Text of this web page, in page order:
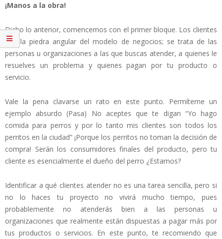
¡Manos a la obra!
Dicho lo anterior, comencemos con el primer bloque. Los clientes
son la piedra angular del modelo de negocios; se trata de las
personas u organizaciones a las que buscas atender, a quienes le
resuelves un problema y quienes pagan por tu producto o
servicio.
Vale la pena clavarse un rato en este punto. Permíteme un
ejemplo absurdo (Pasa) No aceptes que te digan “Yo hago
comida para perros y por lo tanto mis clientes son todos los
perritos en la ciudad” ¡Porque los perritos no toman la decisión de
compra! Serán los consumidores finales del producto, pero tu
cliente es esencialmente el dueño del perro ¿Estamos?
Identificar a qué clientes atender no es una tarea sencilla, pero si
no lo haces tu proyecto no vivirá mucho tiempo, pues
probablemente no atenderás bien a las personas u
organizaciones que realmente están dispuestas a pagar más por
tus productos o servicios. En este punto, te recomiendo que